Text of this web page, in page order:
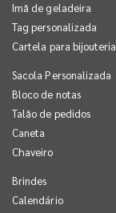
Imã de geladeira
Tag personalizada
Cartela para bijouteria
Sacola Personalizada
Bloco de notas
Talão de pedidos
Caneta
Chaveiro
Brindes
Calendário